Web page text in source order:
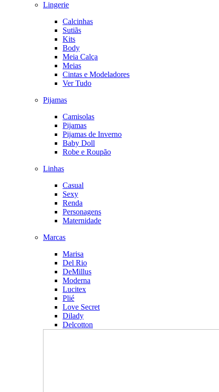
Lingerie
Calcinhas
Sutiãs
Kits
Body
Meia Calça
Meias
Cintas e Modeladores
Ver Tudo
Pijamas
Camisolas
Pijamas
Pijamas de Inverno
Baby Doll
Robe e Roupão
Linhas
Casual
Sexy
Renda
Personagens
Maternidade
Marcas
Marisa
Del Rio
DeMillus
Moderna
Lucitex
Plié
Love Secret
Dilady
Delcotton